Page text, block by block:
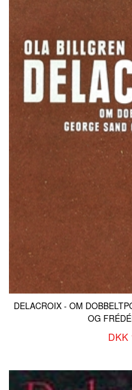
KONTAKT & ÅBNINSTIDER
UDVIDET SØGNING
DELACROIX - OM
OG
DKK